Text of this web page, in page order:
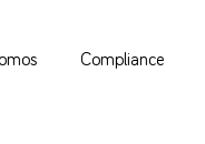
Compliance